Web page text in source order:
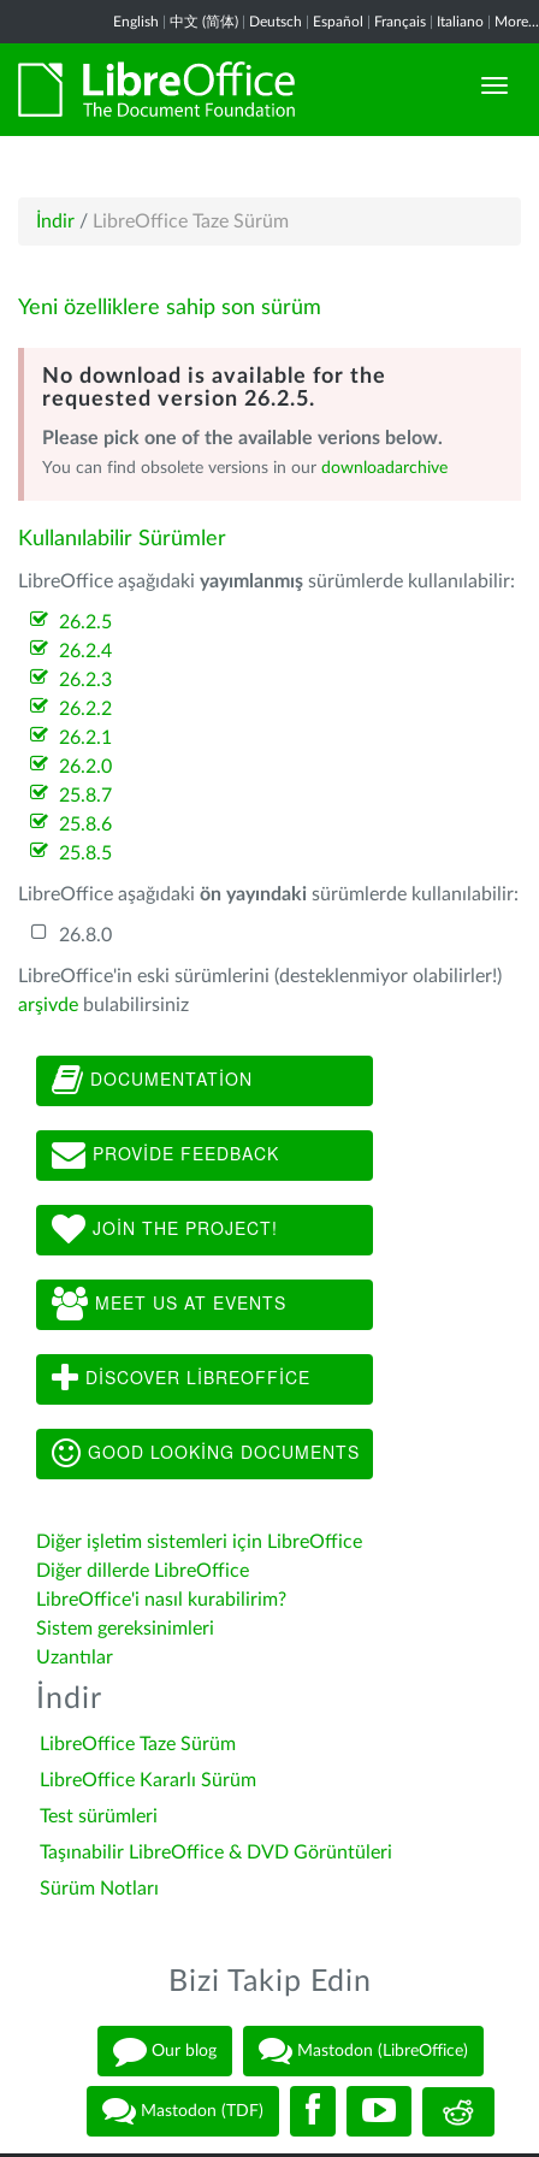
English 中文 (简体) Deutsch Español Français Italiano More...
İndir / LibreOffice Taze Sürüm
Yeni özelliklere sahip son sürüm
No download is available for the
requested version 26.2.5.
Please pick one of the available verions below.
You can find obsolete versions in our downloadarchive
Kullanılabilir Sürümler
LibreOffice aşağıdaki yayımlanmış sürümlerde kullanılabilir:
26.2.5
26.2.4
26.2.3
26.2.2
26.2.1
26.2.0
25.8.7
25.8.6
25.8.5
LibreOffice aşağıdaki ön yayındaki sürümlerde kullanılabilir:
26.8.0
LibreOffice'in eski sürümlerini (desteklenmiyor olabilirler!)
arşivde bulabilirsiniz
DOCUMENTATION
PROVIDE FEEDBACK
JOIN THE PROJECT!
MEET US AT EVENTS
DISCOVER LIBREOFFICE
GOOD LOOKING DOCUMENTS
Diğer işletim sistemleri için LibreOffice
Diğer dillerde LibreOffice
LibreOffice'i nasıl kurabilirim?
Sistem gereksinimleri
Uzantılar
İndir
LibreOffice Taze Sürüm
LibreOffice Kararlı Sürüm
Test sürümleri
Taşınabilir LibreOffice & DVD Görüntüleri
Sürüm Notları
Bizi Takip Edin
Our blog Mastodon (LibreOffice)
Mastodon (TDF)